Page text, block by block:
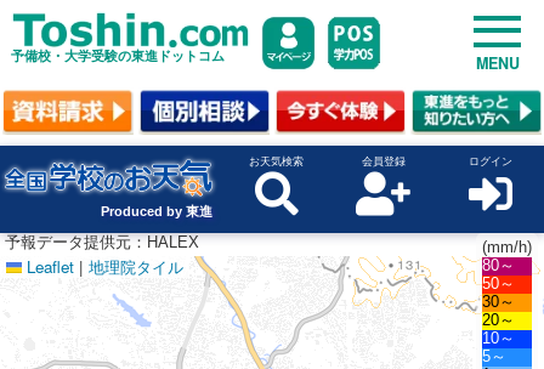
予備校・大学受験の東進ドットコム MENU
Produced by 東進
お天気検索 会員登録 ログイン
Leaflet | 地理院タイル
(mm/h)
80～
50～
30～
20～
10～
5～
予報データ提供元：HALEX